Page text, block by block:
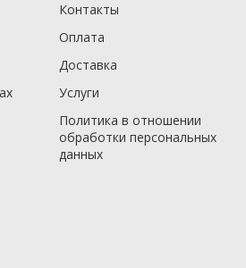
Контакты
Оплата
Доставка
Услуги
Политика в отношении
обработки персональных
данныx